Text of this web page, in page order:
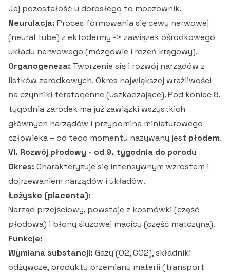
Jej pozostałość u dorosłego to moczownik.
Neurulacja: Proces formowania się cewy nerwowej
(neural tube) z ektodermy -> zawiązek ośrodkowego
układu nerwowego (mózgowie i rdzeń kręgowy).
Organogeneza: Tworzenie się i rozwój narządów z
listków zarodkowych. Okres największej wrażliwości
na czynniki teratogenne (uszkadzające). Pod koniec 8.
tygodnia zarodek ma już zawiązki wszystkich
głównych narządów i przypomina miniaturowego
człowieka – od tego momentu nazywany jest płodem.
VI. Rozwój płodowy - od 9. tygodnia do porodu
Okres: Charakteryzuje się intensywnym wzrostem i
dojrzewaniem narządów i układów.
Łożysko (placenta):
Narząd przejściowy, powstaje z kosmówki (część
płodowa) i błony śluzowej macicy (część matczyna).
Funkcje:
Wymiana substancji: Gazy (O2, CO2), składniki
odżywcze, produkty przemiany materii (transport